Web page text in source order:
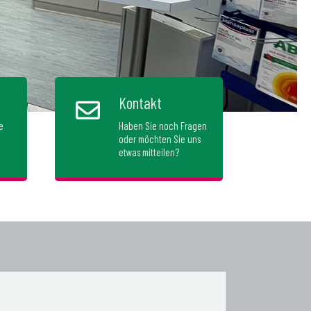
Kontakt
Haben Sie noch Fragen
oder möchten Sie uns
etwas mitteilen?